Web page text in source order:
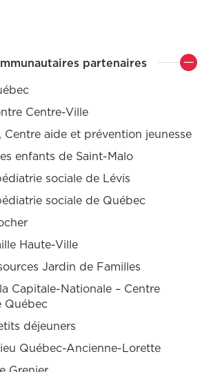
partenaires
Centre-Ville
Centre aide et prévention jeunesse
enfants de Saint-Malo
sociale de Lévis
sociale de Québec
Haute-Ville
Jardin de Familles
Capitale-Nationale – Centre
Québec
déjeuners
Québec-Ancienne-Lorette